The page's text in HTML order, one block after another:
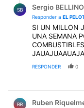
SB Sergio BELLINO
Responder a EL
SI UN MILLON
UNA SEMANA
RESPONDER 0
RR Ruben